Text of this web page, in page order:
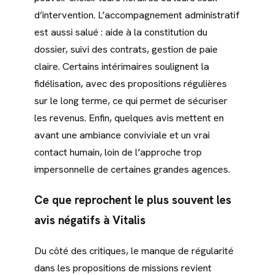
d’intervention. L’accompagnement administratif
est aussi salué : aide à la constitution du
dossier, suivi des contrats, gestion de paie
claire. Certains intérimaires soulignent la
fidélisation, avec des propositions régulières
sur le long terme, ce qui permet de sécuriser
les revenus. Enfin, quelques avis mettent en
avant une ambiance conviviale et un vrai
contact humain, loin de l’approche trop
impersonnelle de certaines grandes agences.
Ce que reprochent le plus souvent les
avis négatifs à Vitalis
Du côté des critiques, le manque de régularité
dans les propositions de missions revient